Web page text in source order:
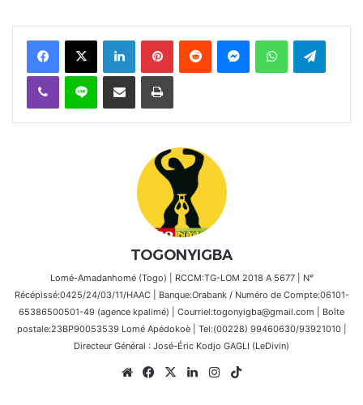
FacebookX Linkedin PinterestReddit MessengerWhatsAppTelegram
Viber Ligne Partager par email Imprimer
TOGONYIGBA
Lomé-Amadanhomé (Togo) | RCCM:TG-LOM 2018 A 5677 | N°
Récépissé:0425/24/03/11/HAAC | Banque:Orabank / Numéro de Compte:06101-
65386500501-49 (agence kpalimé) | Courriel:togonyigba@gmail.com | Boîte
postale:23BP90053539 Lomé Apédokoè | Tel:(00228) 99460630/93921010 |
Directeur Général : José-Éric Kodjo GAGLI (LeDivin)
WebsiteFacebook
X LinkedinInstagram